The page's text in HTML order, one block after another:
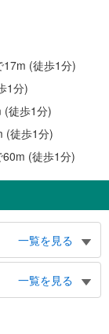
17m (徒歩1分)
1分)
(徒歩1分)
(徒歩1分)
(徒歩1分)
一覧を見る
街道、タクシーのり
一覧を見る